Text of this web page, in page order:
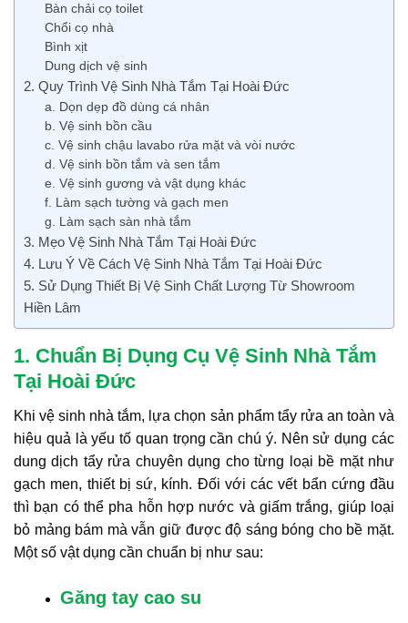
Bàn chải cọ toilet
Chổi cọ nhà
Bình xịt
Dung dịch vệ sinh
2. Quy Trình Vệ Sinh Nhà Tắm Tại Hoài Đức
a. Dọn dẹp đồ dùng cá nhân
b. Vệ sinh bồn cầu
c. Vệ sinh chậu lavabo rửa mặt và vòi nước
d. Vệ sinh bồn tắm và sen tắm
e. Vệ sinh gương và vật dụng khác
f. Làm sạch tường và gạch men
g. Làm sạch sàn nhà tắm
3. Mẹo Vệ Sinh Nhà Tắm Tại Hoài Đức
4. Lưu Ý Về Cách Vệ Sinh Nhà Tắm Tại Hoài Đức
5. Sử Dụng Thiết Bị Vệ Sinh Chất Lượng Từ Showroom
Hiền Lâm
1. Chuẩn Bị Dụng Cụ Vệ Sinh Nhà Tắm
Tại Hoài Đức
Khi vệ sinh nhà tắm, lựa chọn sản phẩm tẩy rửa an toàn và
hiệu quả là yếu tố quan trọng cần chú ý. Nên sử dụng các
dung dịch tẩy rửa chuyên dụng cho từng loại bề mặt như
gạch men, thiết bị sứ, kính. Đối với các vết bẩn cứng đầu
thì bạn có thể pha hỗn hợp nước và giấm trắng, giúp loại
bỏ mảng bám mà vẫn giữ được độ sáng bóng cho bề mặt.
Một số vật dụng cần chuẩn bị như sau:
Găng tay cao su